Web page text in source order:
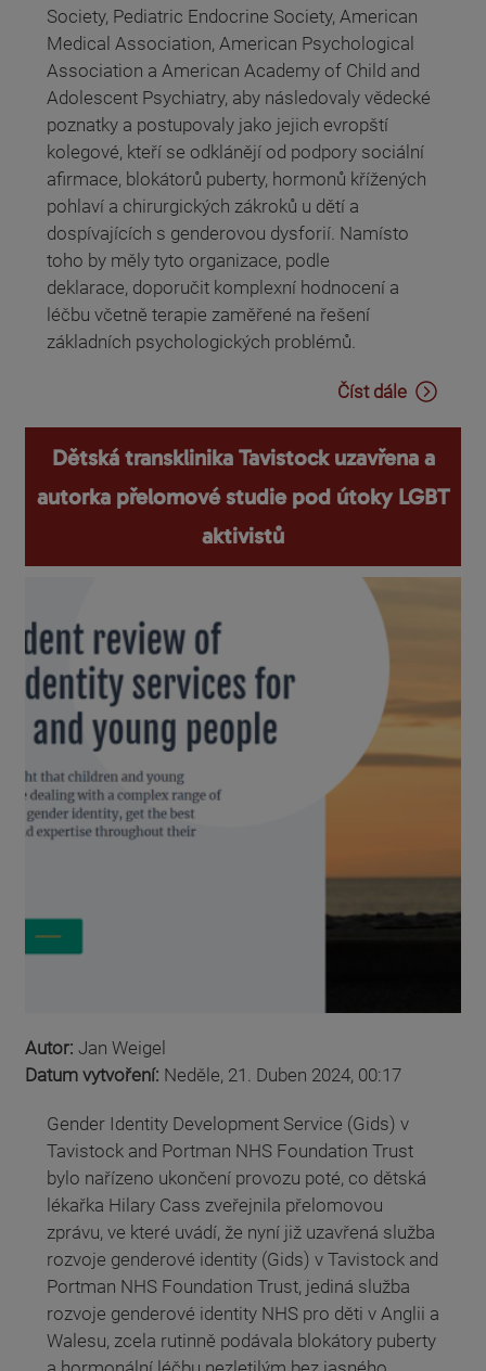
Society, Pediatric Endocrine Society, American
Medical Association, American Psychological
Association a American Academy of Child and
Adolescent Psychiatry, aby následovaly vědecké
poznatky a postupovaly jako jejich evropští
kolegové, kteří se odklánějí od podpory sociální
afirmace, blokátorů puberty, hormonů křížených
pohlaví a chirurgických zákroků u dětí a
dospívajících s genderovou dysforií. Namísto
toho by měly tyto organizace, podle
deklarace, doporučit komplexní hodnocení a
léčbu včetně terapie zaměřené na řešení
základních psychologických problémů.
Číst dále
Dětská transklinika Tavistock uzavřena a
autorka přelomové studie pod útoky LGBT
aktivistů
Autor: Jan Weigel
Datum vytvoření: Neděle, 21. Duben 2024, 00:17
Gender Identity Development Service (Gids) v
Tavistock and Portman NHS Foundation Trust
bylo nařízeno ukončení provozu poté, co dětská
lékařka Hilary Cass zveřejnila přelomovou
zprávu, ve které uvádí, že nyní již uzavřená služba
rozvoje genderové identity (Gids) v Tavistock and
Portman NHS Foundation Trust, jediná služba
rozvoje genderové identity NHS pro děti v Anglii a
Walesu, zcela rutinně podávala blokátory puberty